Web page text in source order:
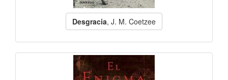
Desgracia, J. M. Coetzee